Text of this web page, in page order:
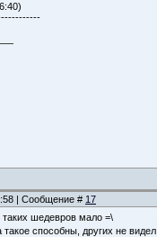
| Сообщение # 17
таких шедевров мало =\
способны, других не видел